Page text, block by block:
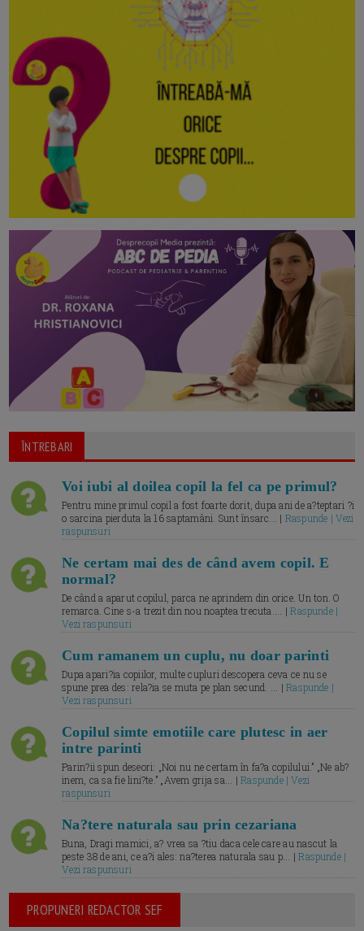
ÎNTREBARI
Voi iubi al doilea copil la fel ca pe primul?
Pentru mine primul copil a fost foarte dorit, dupa ani de a?teptari ?i
o sarcina pierduta la 16 saptamâni. Sunt însarc... | Raspunde | Vezi
raspunsuri
Ne certam mai des de când avem copil. E
normal?
De când a aparut copilul, parca ne aprindem din orice. Un ton. O
remarca. Cine s-a trezit din nou noaptea trecuta.... |Raspunde |
Vezi raspunsuri
Cum ramanem un cuplu, nu doar parinti
Dupa apari?ia copiilor, multe cupluri descopera ceva ce nu se
spune prea des: rela?ia se muta pe plan secund. ... |Raspunde |
Vezi raspunsuri
Copilul simte emotiile care plutesc in aer
intre parinti
Parin?ii spun deseori: „Noi nu ne certam în fa?a copilului.” „Ne ab?
inem, ca sa fie lini?te.” „Avem grija sa... |Raspunde | Vezi
raspunsuri
Na?tere naturala sau prin cezariana
Buna, Dragi mamici, a? vrea sa ?tiu daca cele care au nascut la
peste 38 de ani, ce a?i ales: na?terea naturala sau p... |Raspunde |
Vezi raspunsuri
PROPUNERI REDACTOR SEF